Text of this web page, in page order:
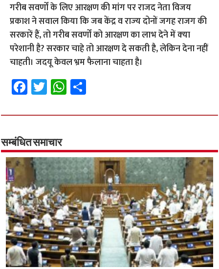
गरीब सवर्णों के लिए आरक्षण की मांग पर राजद नेता विजय
प्रकाश ने सवाल किया कि जब केंद्र व राज्‍य दोनों जगह राजग की
सरकारें हैं, तो गरीब सवर्णों को आरक्षण का लाभ देने में क्‍या
परेशानी है? सरकार चाहे तो आरक्षण दे सकती है, लेकिन देना नहीं
चाहती। जदयू केवल भ्रम फैलाना चाहता है।
Fa
ce
b
o
o
k
T
wi
tt
er
W
h
at
p
p
ar
सम्बंधित समाचार